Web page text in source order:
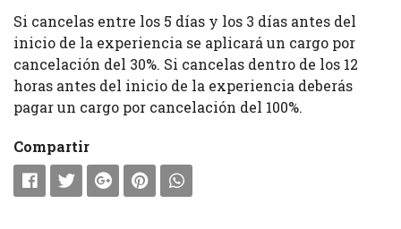
Si cancelas entre los 5 días y los 3 días antes del
inicio de la experiencia se aplicará un cargo por
cancelación del 30%. Si cancelas dentro de los 12
horas antes del inicio de la experiencia deberás
pagar un cargo por cancelación del 100%.
Compartir